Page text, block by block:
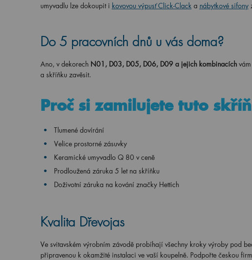
umyvadlu lze dokoupit i kovovou výpusť Click-Clack a nábytkové sifony
Do 5 pracovních dnů u vás doma?
Ano, v dekorech N01, D03, D05, D06, D09 a jejich kombinacích
a skříňku zavěsit.
Proč si zamilujete tuto
Tlumené dovírání
Velice prostorné zásuvky
Keramické umyvadlo Q 80 v ceně
Prodloužená záruka 5 let na skříňku
Doživotní záruka na kování značky Hettich
Kvalita Dřevojas
Ve svitavském výrobním závodě probíhají všechny kroky výroby pod
připravenou k okamžité instalaci ve vaší koupelně. Podpořte českou